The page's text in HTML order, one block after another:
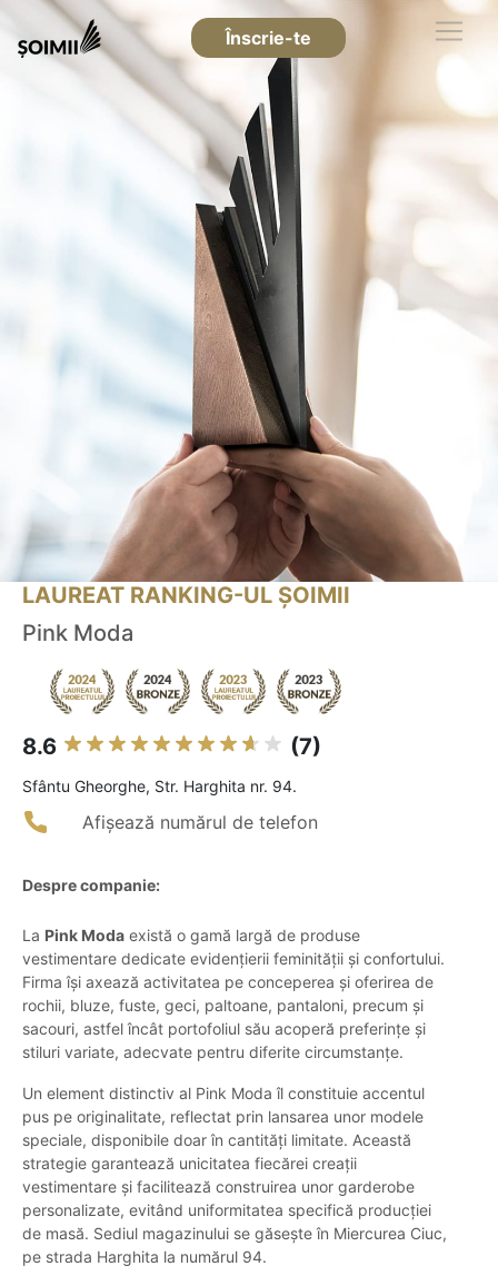
Înscrie-te
LAUREAT RANKING-UL ȘOIMII
Pink Moda
8.6 (7)
Sfântu Gheorghe, Str. Harghita nr. 94.
Afișează numărul de telefon
Despre companie:
La Pink Moda există o gamă largă de produse
vestimentare dedicate evidențierii feminității și confortului.
Firma își axează activitatea pe conceperea și oferirea de
rochii, bluze, fuste, geci, paltoane, pantaloni, precum și
sacouri, astfel încât portofoliul său acoperă preferințe și
stiluri variate, adecvate pentru diferite circumstanțe.
Un element distinctiv al Pink Moda îl constituie accentul
pus pe originalitate, reflectat prin lansarea unor modele
speciale, disponibile doar în cantități limitate. Această
strategie garantează unicitatea fiecărei creații
vestimentare și facilitează construirea unor garderobe
personalizate, evitând uniformitatea specifică producției
de masă. Sediul magazinului se găsește în Miercurea Ciuc,
pe strada Harghita la numărul 94.